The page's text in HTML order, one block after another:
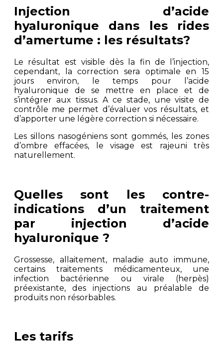
Injection d’acide
hyaluronique dans les rides
d’amertume : les résultats?
Le résultat est visible dès la fin de l’injection,
cependant, la correction sera optimale en 15
jours environ, le temps pour l’acide
hyaluronique de se mettre en place et de
s’intégrer aux tissus. A ce stade, une visite de
contrôle me permet d’évaluer vos résultats, et
d’apporter une légère correction si nécessaire.
Les sillons nasogéniens sont gommés, les zones
d’ombre effacées, le visage est rajeuni très
naturellement.
Quelles sont les contre-
indications d’un traitement
par injection d’acide
hyaluronique ?
Grossesse, allaitement, maladie auto immune,
certains traitements médicamenteux, une
infection bactérienne ou virale (herpès)
préexistante, des injections au préalable de
produits non résorbables.
Les tarifs